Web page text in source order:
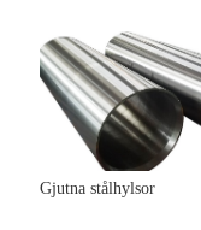
Gjutna stålhylsor